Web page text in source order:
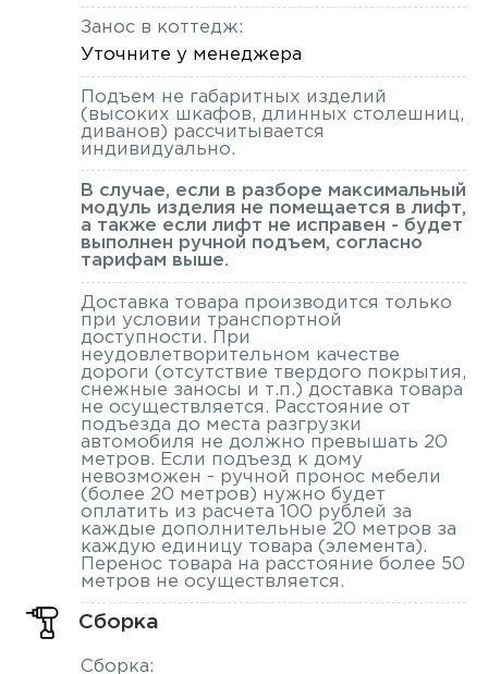
Занос в коттедж:
Уточните у менеджера
Подъем не габаритных изделий
(высоких шкафов, длинных столешниц,
диванов) рассчитывается
индивидуально.
В случае, если в разборе максимальный
модуль изделия не помещается в лифт,
а также если лифт не исправен - будет
выполнен ручной подъем, согласно
тарифам выше.
Доставка товара производится только
при условии транспортной
доступности. При
неудовлетворительном качестве
дороги (отсутствие твердого покрытия,
снежные заносы и т.п.) доставка товара
не осуществляется. Расстояние от
подъезда до места разгрузки
автомобиля не должно превышать 20
метров. Если подъезд к дому
невозможен - ручной пронос мебели
(более 20 метров) нужно будет
оплатить из расчета 100 рублей за
каждые дополнительные 20 метров за
каждую единицу товара (элемента).
Перенос товара на расстояние более 50
метров не осуществляется.
Сборка
Сборка: